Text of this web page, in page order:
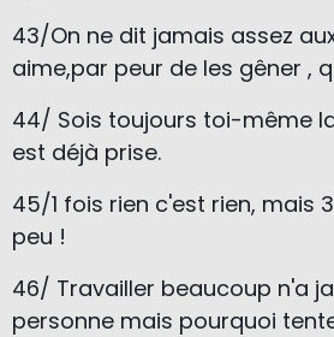
43/On ne dit jamais assez
aime,par peur de les gêner ,
44/ Sois toujours toi-même
est déjà prise.
45/1 fois rien c'est rien, mais
peu !
46/ Travailler beaucoup n'a
personne mais pourquoi